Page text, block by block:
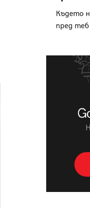
Където
пред